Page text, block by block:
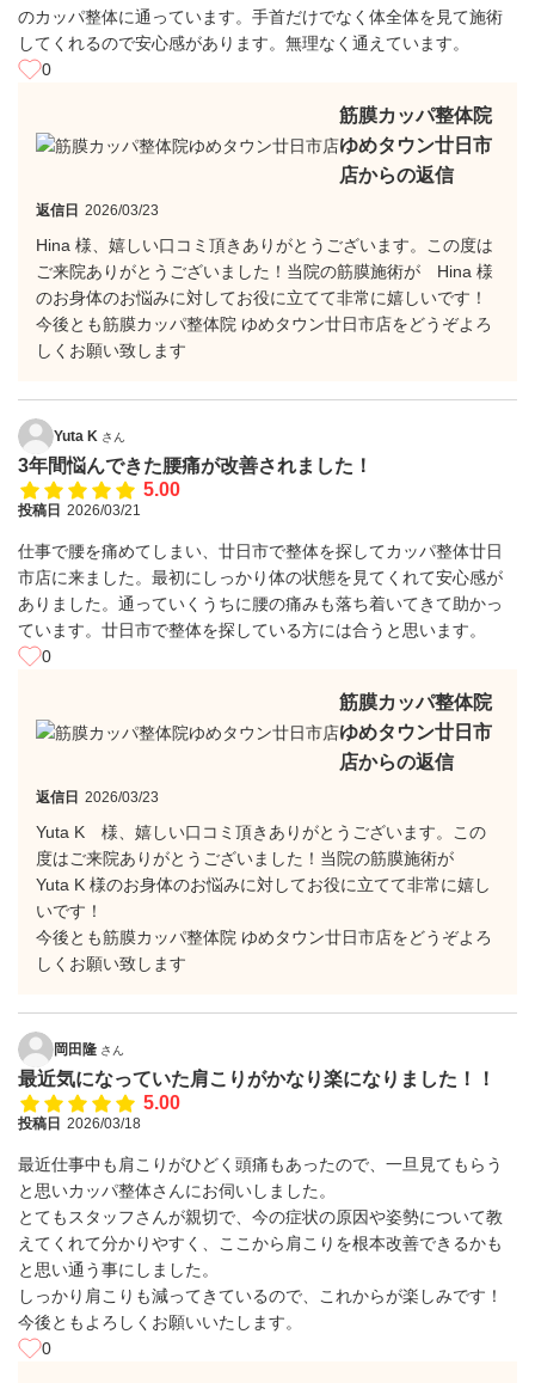
のカッパ整体に通っています。手首だけでなく体全体を見て施術
してくれるので安心感があります。無理なく通えています。
0
筋膜カッパ整体院
ゆめタウン廿日市
店からの返信
返信日 2026/03/23
Hina 様、嬉しい口コミ頂きありがとうございます。この度は
ご来院ありがとうございました！当院の筋膜施術が Hina 様
のお身体のお悩みに対してお役に立てて非常に嬉しいです！
今後とも筋膜カッパ整体院 ゆめタウン廿日市店をどうぞよろ
しくお願い致します
Yuta K さん
3年間悩んできた腰痛が改善されました！
5.00
投稿日 2026/03/21
仕事で腰を痛めてしまい、廿日市で整体を探してカッパ整体廿日
市店に来ました。最初にしっかり体の状態を見てくれて安心感が
ありました。通っていくうちに腰の痛みも落ち着いてきて助かっ
ています。廿日市で整体を探している方には合うと思います。
0
筋膜カッパ整体院
ゆめタウン廿日市
店からの返信
返信日 2026/03/23
Yuta K 様、嬉しい口コミ頂きありがとうございます。この
度はご来院ありがとうございました！当院の筋膜施術が
Yuta K 様のお身体のお悩みに対してお役に立てて非常に嬉し
いです！
今後とも筋膜カッパ整体院 ゆめタウン廿日市店をどうぞよろ
しくお願い致します
岡田隆 さん
最近気になっていた肩こりがかなり楽になりました！！
5.00
投稿日 2026/03/18
最近仕事中も肩こりがひどく頭痛もあったので、一旦見てもらう
と思いカッパ整体さんにお伺いしました。
とてもスタッフさんが親切で、今の症状の原因や姿勢について教
えてくれて分かりやすく、ここから肩こりを根本改善できるかも
と思い通う事にしました。
しっかり肩こりも減ってきているので、これからが楽しみです！
今後ともよろしくお願いいたします。
0